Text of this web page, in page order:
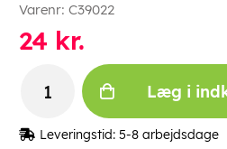
Varenr: C39022
24 kr.
Læg i
Leveringstid: 5-8 arbejdsdage